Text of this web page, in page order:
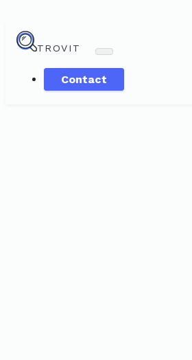
TROVIT
Contact